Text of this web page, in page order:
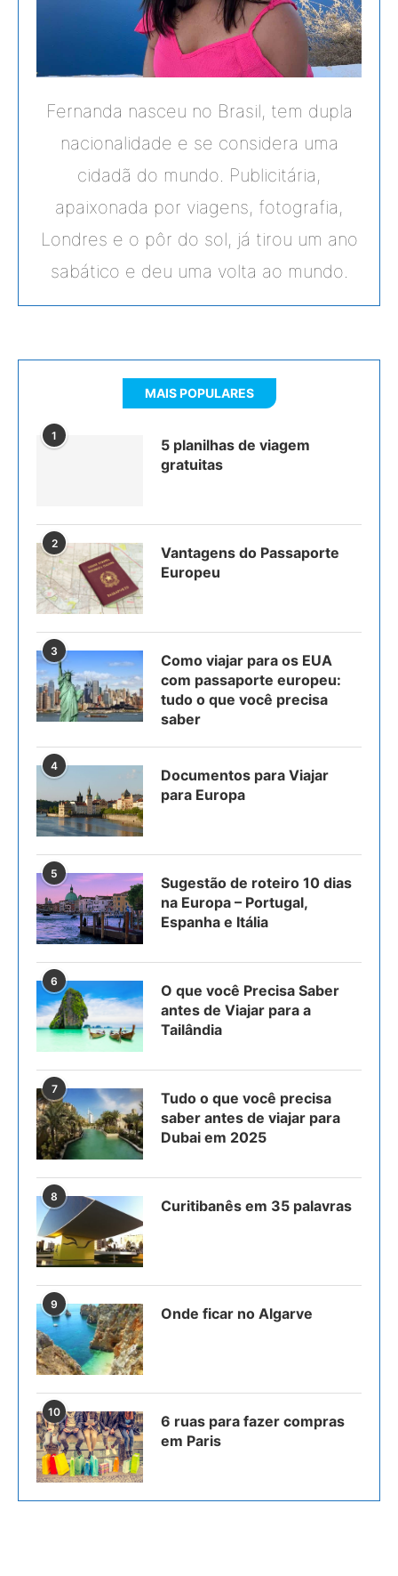
Fernanda nasceu no Brasil, tem dupla
nacionalidade e se considera uma
cidadã do mundo. Publicitária,
apaixonada por viagens, fotografia,
Londres e o pôr do sol, já tirou um ano
sabático e deu uma volta ao mundo.
MAIS POPULARES
1
5 planilhas de viagem
gratuitas
2
Vantagens do Passaporte
Europeu
3
Como viajar para os EUA
com passaporte europeu:
tudo o que você precisa
saber
4
Documentos para Viajar
para Europa
5
Sugestão de roteiro 10 dias
na Europa – Portugal,
Espanha e Itália
6
O que você Precisa Saber
antes de Viajar para a
Tailândia
7
Tudo o que você precisa
saber antes de viajar para
Dubai em 2025
8
Curitibanês em 35 palavras
9
Onde ficar no Algarve
10
6 ruas para fazer compras
em Paris